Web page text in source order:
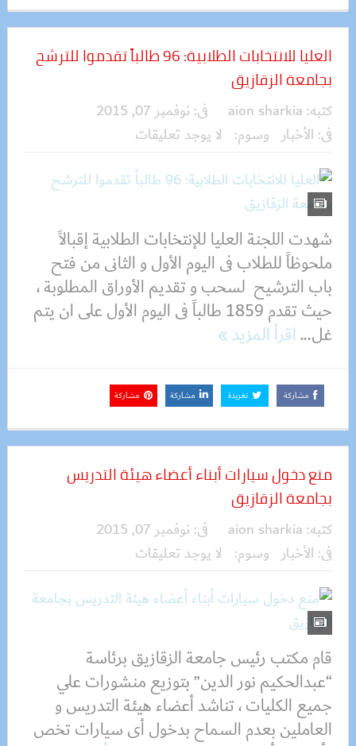
العليا للانتخابات الطلابية: 96 طالباََ تقدموا للترشح
بجامعة الزقازيق
كتبه: aion sharkia فى: نوفمبر 07, 2015
فى: الأخبار وسوم: لا يوجد تعليقات
شهدت اللجنة العليا للإنتخابات الطلابية إقبالاََ
ملحوظاََ للطلاب فى اليوم الأول و الثانى من فتح
باب الترشيح لسحب و تقديم الأوراق المطلوبة ،
حيث تقدم 1859 طالباََ فى اليوم الأول على ان يتم
غل...اقرأ المزيد
مشاركة تغريدة مشاركة مشاركة
منع دخول سيارات أبناء أعضاء هيئة التدريس
بجامعة الزقازيق
كتبه: aion sharkia فى: نوفمبر 07, 2015
فى: الأخبار وسوم: لا يوجد تعليقات
قام مكتب رئيس جامعة الزقازيق برئاسة
“عبدالحكيم نور الدين” بتوزيع منشورات علي
جميع الكليات ، تناشد أعضاء هيئة التدريس و
العاملين بعدم السماح بدخول أى سيارات تخص